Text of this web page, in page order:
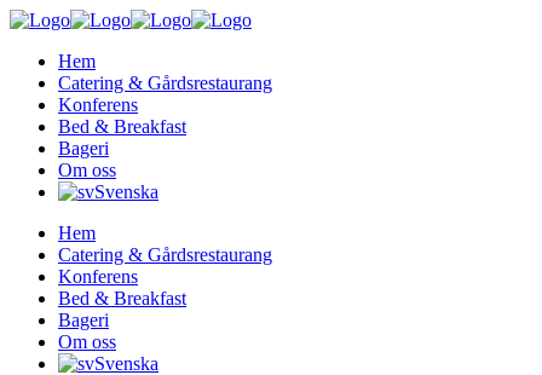
Hem
Catering & Gårdsrestaurang
Konferens
Bed & Breakfast
Bageri
Om oss
Svenska
Hem
Catering & Gårdsrestaurang
Konferens
Bed & Breakfast
Bageri
Om oss
Svenska